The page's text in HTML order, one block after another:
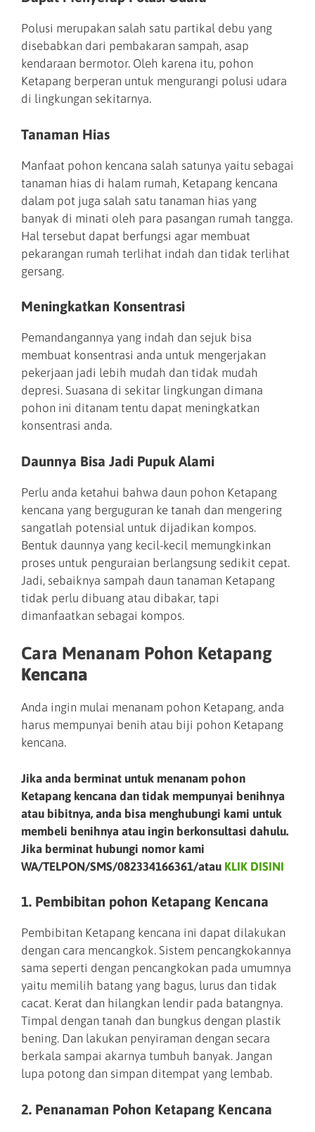
Polusi merupakan salah satu partikal debu yang
disebabkan dari pembakaran sampah, asap
kendaraan bermotor. Oleh karena itu, pohon
Ketapang berperan untuk mengurangi polusi udara
di lingkungan sekitarnya.
Tanaman Hias
Manfaat pohon kencana salah satunya yaitu sebagai
tanaman hias di halam rumah, Ketapang kencana
dalam pot juga salah satu tanaman hias yang
banyak di minati oleh para pasangan rumah tangga.
Hal tersebut dapat berfungsi agar membuat
pekarangan rumah terlihat indah dan tidak terlihat
gersang.
Meningkatkan Konsentrasi
Pemandangannya yang indah dan sejuk bisa
membuat konsentrasi anda untuk mengerjakan
pekerjaan jadi lebih mudah dan tidak mudah
depresi. Suasana di sekitar lingkungan dimana
pohon ini ditanam tentu dapat meningkatkan
konsentrasi anda.
Daunnya Bisa Jadi Pupuk Alami
Perlu anda ketahui bahwa daun pohon Ketapang
kencana yang berguguran ke tanah dan mengering
sangatlah potensial untuk dijadikan kompos.
Bentuk daunnya yang kecil-kecil memungkinkan
proses untuk penguraian berlangsung sedikit cepat.
Jadi, sebaiknya sampah daun tanaman Ketapang
tidak perlu dibuang atau dibakar, tapi
dimanfaatkan sebagai kompos.
Cara Menanam Pohon Ketapang
Kencana
Anda ingin mulai menanam pohon Ketapang, anda
harus mempunyai benih atau biji pohon Ketapang
kencana.
Jika anda berminat untuk menanam pohon
Ketapang kencana dan tidak mempunyai benihnya
atau bibitnya, anda bisa menghubungi kami untuk
membeli benihnya atau ingin berkonsultasi dahulu.
Jika berminat hubungi nomor kami
WA/TELPON/SMS/082334166361/atau KLIK DISINI
1. Pembibitan pohon Ketapang Kencana
Pembibitan Ketapang kencana ini dapat dilakukan
dengan cara mencangkok. Sistem pencangkokannya
sama seperti dengan pencangkokan pada umumnya
yaitu memilih batang yang bagus, lurus dan tidak
cacat. Kerat dan hilangkan lendir pada batangnya.
Timpal dengan tanah dan bungkus dengan plastik
bening. Dan lakukan penyiraman dengan secara
berkala sampai akarnya tumbuh banyak. Jangan
lupa potong dan simpan ditempat yang lembab.
2. Penanaman Pohon Ketapang Kencana